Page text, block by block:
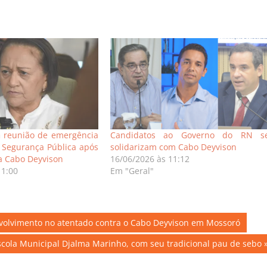
reunião de emergência
Pública após
Deyvison
Candidatos ao Governo do RN
solidarizam com Cabo Deyvison
16/06/2026 às 11:12
Em "Geral"
no atentado contra o Cabo Deyvison em Mossoró
Municipal Djalma Marinho, com seu tradicional pau de sebo